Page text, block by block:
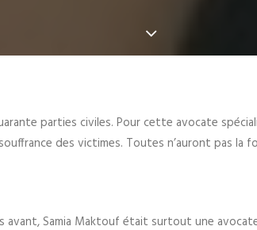
parties civiles. Pour cette avocate
des victimes. Toutes n’auront pas la
avant, Samia Maktouf était surtout une avocate